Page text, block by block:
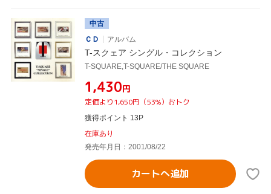
中古
ＣＤ
アルバム
T-スクェア シングル・コレクション
T-SQUARE,T-SQUARE/THE SQUARE
¥1,430円
定価より1,650円（53%）おトク
獲得ポイント 13P
在庫あり
発売年月日：2001/08/22
カートへ追加